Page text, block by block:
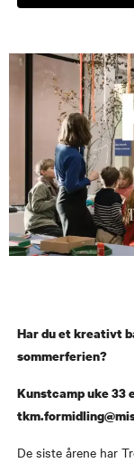
Har du et kreativt
sommerferien?
Kunstcamp uke 33
De siste årene har